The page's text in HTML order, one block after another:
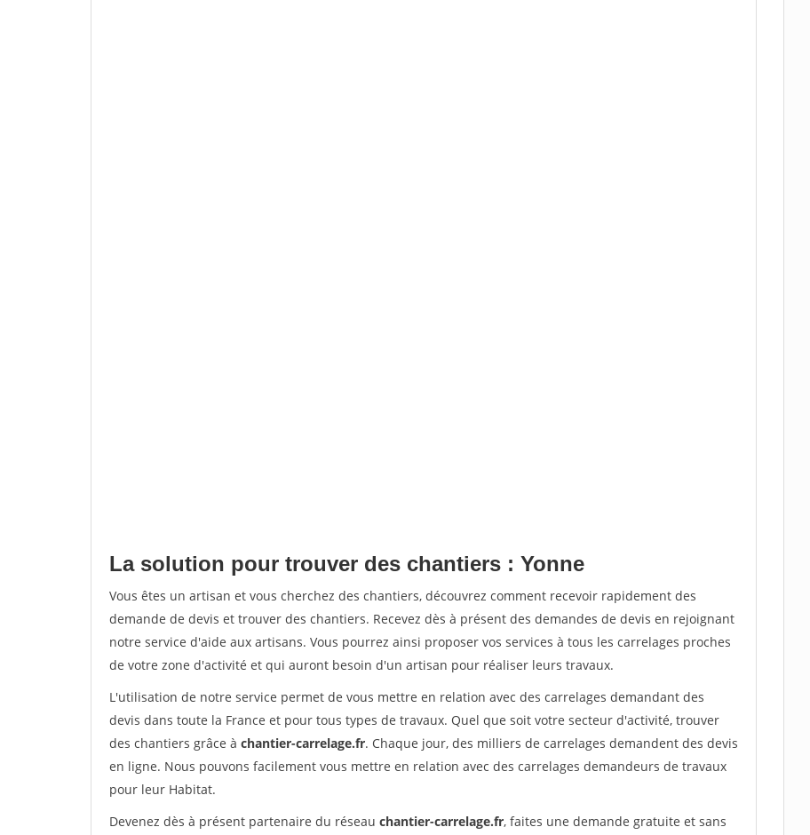
La solution pour trouver des chantiers : Yonne
Vous êtes un artisan et vous cherchez des chantiers, découvrez comment recevoir rapidement des
demande de devis et trouver des chantiers. Recevez dès à présent des demandes de devis en rejoignant
notre service d'aide aux artisans. Vous pourrez ainsi proposer vos services à tous les carrelages proches
de votre zone d'activité et qui auront besoin d'un artisan pour réaliser leurs travaux.
L'utilisation de notre service permet de vous mettre en relation avec des carrelages demandant des
devis dans toute la France et pour tous types de travaux. Quel que soit votre secteur d'activité, trouver
des chantiers grâce à chantier-carrelage.fr. Chaque jour, des milliers de carrelages demandent des devis
en ligne. Nous pouvons facilement vous mettre en relation avec des carrelages demandeurs de travaux
pour leur Habitat.
Devenez dès à présent partenaire du réseau chantier-carrelage.fr, faites une demande gratuite et sans